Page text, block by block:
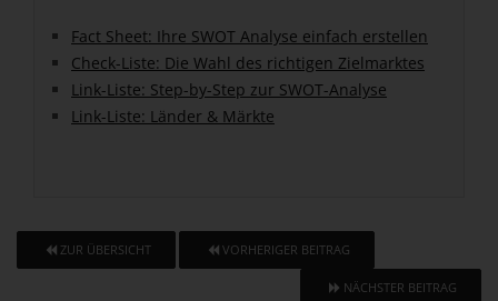
Fact Sheet: Ihre SWOT Analyse einfach erstellen
Check-Liste: Die Wahl des richtigen Zielmarktes
Link-Liste: Step-by-Step zur SWOT-Analyse
Link-Liste: Länder & Märkte
ZUR ÜBERSICHT VORHERIGER BEITRAG
NÄCHSTER BEITRAG